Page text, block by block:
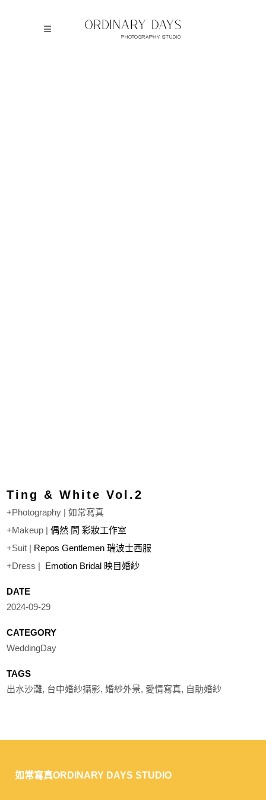
Ting & White Vol.2
+Photography | 如常寫真
+Makeup |偶然 間 彩妝工作室
+Suit | Repos Gentlemen 瑞波士西服
+Dress | Emotion Bridal 映目婚紗
DATE
2024-09-29
CATEGORY
WeddingDay
TAGS
出水沙灘, 台中婚紗攝影, 婚紗外景, 愛情寫真, 自助婚紗
如常寫真ORDINARY DAYS STUDIO